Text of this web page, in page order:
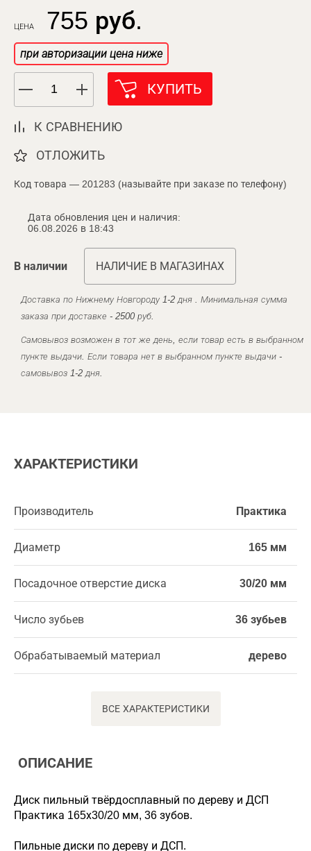
ЦЕНА 755 руб.
при авторизации цена ниже
КУПИТЬ
К СРАВНЕНИЮ
ОТЛОЖИТЬ
Код товара — 201283 (называйте при заказе по телефону)
Дата обновления цен и наличия:
06.08.2026 в 18:43
В наличии НАЛИЧИЕ В МАГАЗИНАХ
Доставка по Нижнему Новгороду 1-2 дня . Минимальная сумма
заказа при доставке - 2500 руб.
Самовывоз возможен в тот же день, если товар есть в выбранном
пункте выдачи. Если товара нет в выбранном пункте выдачи -
самовывоз 1-2 дня.
ХАРАКТЕРИСТИКИ
Производитель Практика
Диаметр 165 мм
Посадочное отверстие диска 30/20 мм
Число зубьев 36 зубьев
Обрабатываемый материал дерево
ВСЕ ХАРАКТЕРИСТИКИ
ОПИСАНИЕ
Диск пильный твёрдосплавный по дереву и ДСП
Практика 165х30/20 мм, 36 зубов.
Пильные диски по дереву и ДСП.